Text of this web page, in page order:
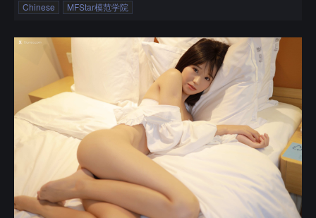
Chinese
MFStar模范学院